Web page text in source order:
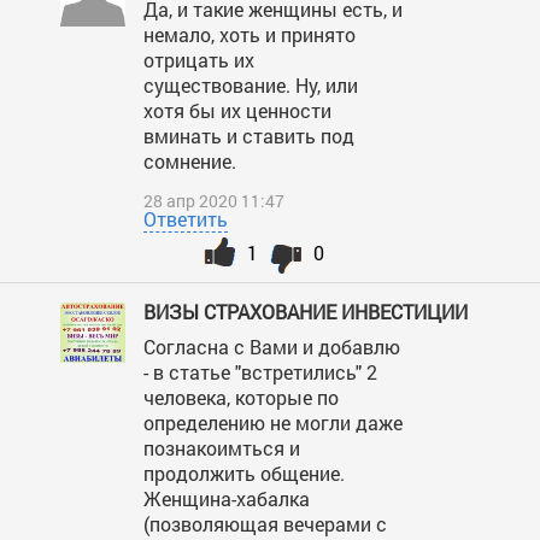
Да, и такие женщины есть, и
немало, хоть и принято
отрицать их
существование. Ну, или
хотя бы их ценности
вминать и ставить под
сомнение.
28 апр 2020 11:47
Ответить
0
1
ВИЗЫ СТРАХОВАНИЕ ИНВЕСТИЦИИ
Согласна с Вами и добавлю
- в статье "встретились" 2
человека, которые по
определению не могли даже
познакоимться и
продолжить общение.
Женщина-хабалка
(позволяющая вечерами с